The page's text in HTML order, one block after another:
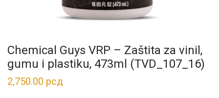
Chemical Guys VRP – Zaštita za vinil,
gumu i plastiku, 473ml (TVD_107_16)
2,750.00 рсд